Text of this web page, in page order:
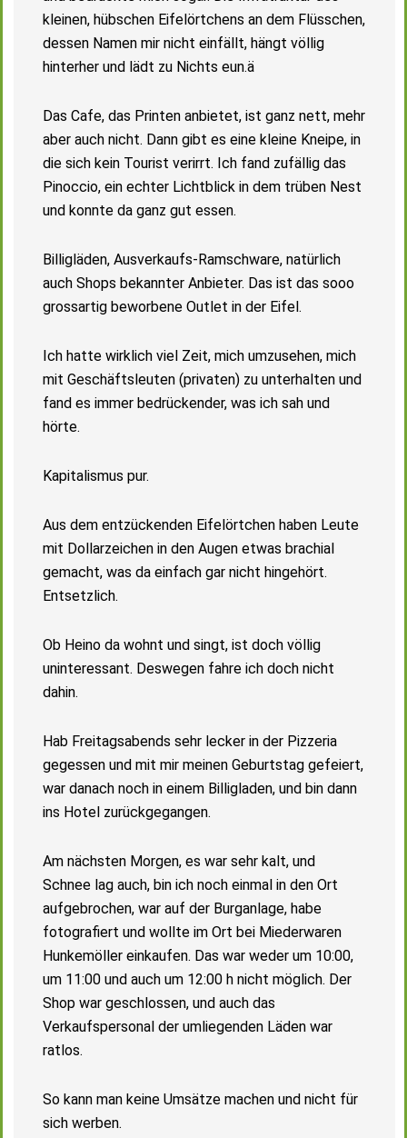
kleinen, hübschen Eifelörtchens an dem Flüsschen,
dessen Namen mir nicht einfällt, hängt völlig
hinterher und lädt zu Nichts eun.ä
Das Cafe, das Printen anbietet, ist ganz nett, mehr
aber auch nicht. Dann gibt es eine kleine Kneipe, in
die sich kein Tourist verirrt. Ich fand zufällig das
Pinoccio, ein echter Lichtblick in dem trüben Nest
und konnte da ganz gut essen.
Billigläden, Ausverkaufs-Ramschware, natürlich
auch Shops bekannter Anbieter. Das ist das sooo
grossartig beworbene Outlet in der Eifel.
Ich hatte wirklich viel Zeit, mich umzusehen, mich
mit Geschäftsleuten (privaten) zu unterhalten und
fand es immer bedrückender, was ich sah und
hörte.
Kapitalismus pur.
Aus dem entzückenden Eifelörtchen haben Leute
mit Dollarzeichen in den Augen etwas brachial
gemacht, was da einfach gar nicht hingehört.
Entsetzlich.
Ob Heino da wohnt und singt, ist doch völlig
uninteressant. Deswegen fahre ich doch nicht
dahin.
Hab Freitagsabends sehr lecker in der Pizzeria
gegessen und mit mir meinen Geburtstag gefeiert,
war danach noch in einem Billigladen, und bin dann
ins Hotel zurückgegangen.
Am nächsten Morgen, es war sehr kalt, und
Schnee lag auch, bin ich noch einmal in den Ort
aufgebrochen, war auf der Burganlage, habe
fotografiert und wollte im Ort bei Miederwaren
Hunkemöller einkaufen. Das war weder um 10:00,
um 11:00 und auch um 12:00 h nicht möglich. Der
Shop war geschlossen, und auch das
Verkaufspersonal der umliegenden Läden war
ratlos.
So kann man keine Umsätze machen und nicht für
sich werben.